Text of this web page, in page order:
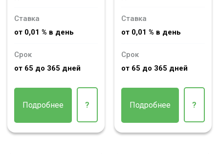
Ставка
от 0,01 % в день
Срок
от 65 до 365 дней
Подробнее ?
Ставка
от 0,01 % в день
Срок
от 65 до 365 дней
Подробнее ?